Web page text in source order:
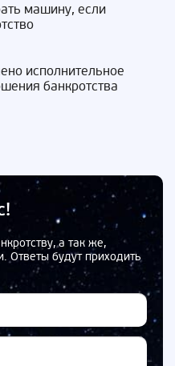
машину, если
исполнительное
банкротства
а так же,
Ответы будут приходить